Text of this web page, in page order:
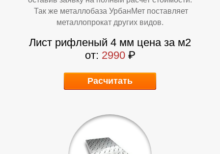
Так же металлобаза УрбанМет поставляет
металлопрокат других видов.
Лист рифленый 4 мм цена за м2
от: 2990 ₽
Расчитать